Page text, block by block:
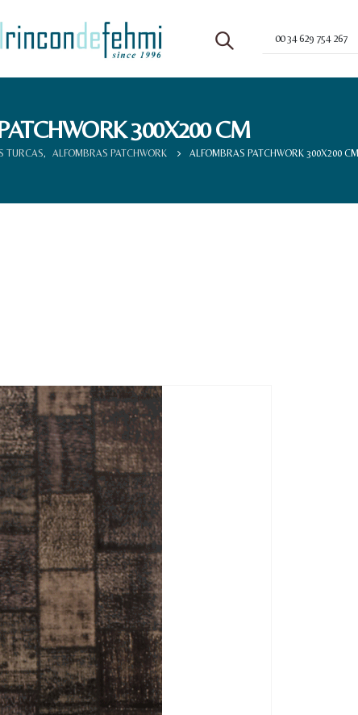
00 34 629 754 267
300X200 CM
TURCAS, ALFOMBRAS PATCHWORK ALFOMBRAS PATCHWORK 300X200 CM